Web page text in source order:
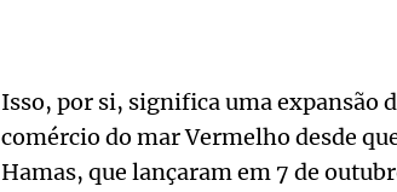
Isso, por si, significa uma expansão
comércio do mar Vermelho desde
Hamas, que lançaram em 7 de